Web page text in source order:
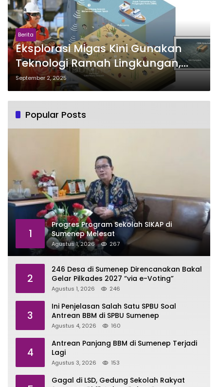
Berita
Eksplorasi Migas Kini Gunakan
Teknologi Ramah Lingkungan,
Untuk Offshore Pakai OBN
September 2, 2025
Popular Posts
1
Progres Program Sekolah SIKAP di
Sumenep Melesat
Agustus 1, 2026 267
2
246 Desa di Sumenep Direncanakan Bakal
Gelar Pilkades 2027 “via e-Voting”
Agustus 1, 2026 246
3
Ini Penjelasan Salah Satu SPBU Soal
Antrean BBM di SPBU Sumenep
Agustus 4, 2026 160
4
Antrean Panjang BBM di Sumenep Terjadi
Lagi
Agustus 3, 2026 153
Gagal di LSD, Gedung Sekolah Rakyat